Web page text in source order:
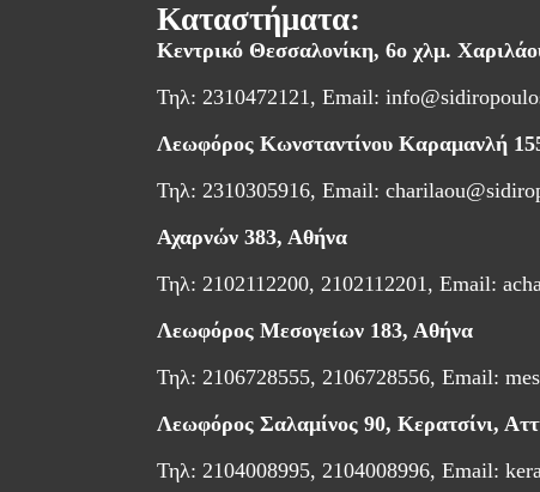
Καταστήματα:
Κεντρικό Θεσσαλονίκη, 6ο χλμ.
Τηλ: 2310472121, Email:
Λεωφόρος Κωνσταντίνου Καραμανλή
Τηλ: 2310305916, Email:
Αχαρνών 383, Αθήνα
Τηλ: 2102112200, 2102112201, Email:
Λεωφόρος Μεσογείων 183, Αθήνα
Τηλ: 2106728555, 2106728556, Email:
Λεωφόρος Σαλαμίνος 90, Κερατσίνι,
Τηλ: 2104008995, 2104008996, Email: